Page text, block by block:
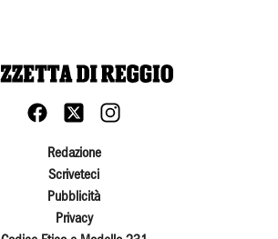
Redazione
Scriveteci
Pubblicità
Privacy